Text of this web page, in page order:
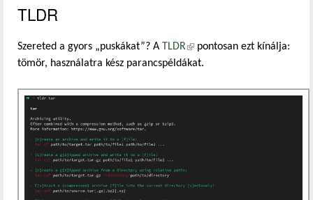
TLDR
Szereted a gyors „puskákat”? A TLDR(külső hivatkozás)
pontosan ezt kínálja:
tömör, használatra kész parancspéldákat.